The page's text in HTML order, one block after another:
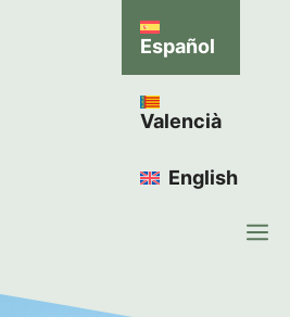
Español
Valencià
English